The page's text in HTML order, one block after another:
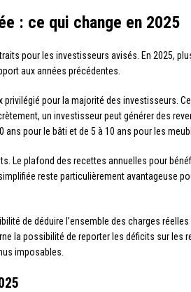
: ce qui change en 2025
pour les investisseurs avisés. En 2025,
aux années précédentes.
privilégié pour la majorité des investisseurs.
un investisseur peut générer des
pour le bâti et de 5 à 10 ans pour les
Le plafond des recettes annuelles pour
reste particulièrement avantageuse
de déduire l’ensemble des charges
la possibilité de reporter les déficits sur
imposables.